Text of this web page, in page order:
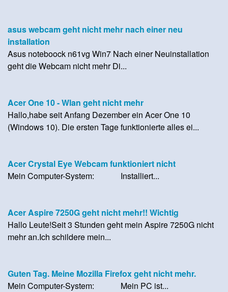
asus webcam geht nicht mehr nach einer neu
installation
Asus noteboock n61vg Win7 Nach einer Neuinstallation
geht die Webcam nicht mehr Di...
Acer One 10 - Wlan geht nicht mehr
Hallo,habe seit Anfang Dezember ein Acer One 10
(Windows 10). Die ersten Tage funktionierte alles ei...
Acer Crystal Eye Webcam funktioniert nicht
Mein Computer-System: Installiert...
Acer Aspire 7250G geht nicht mehr!! Wichtig
Hallo Leute!Seit 3 Stunden geht mein Aspire 7250G nicht
mehr an.Ich schildere mein...
Guten Tag. Meine Mozilla Firefox geht nicht mehr.
Mein Computer-System: Mein PC ist...